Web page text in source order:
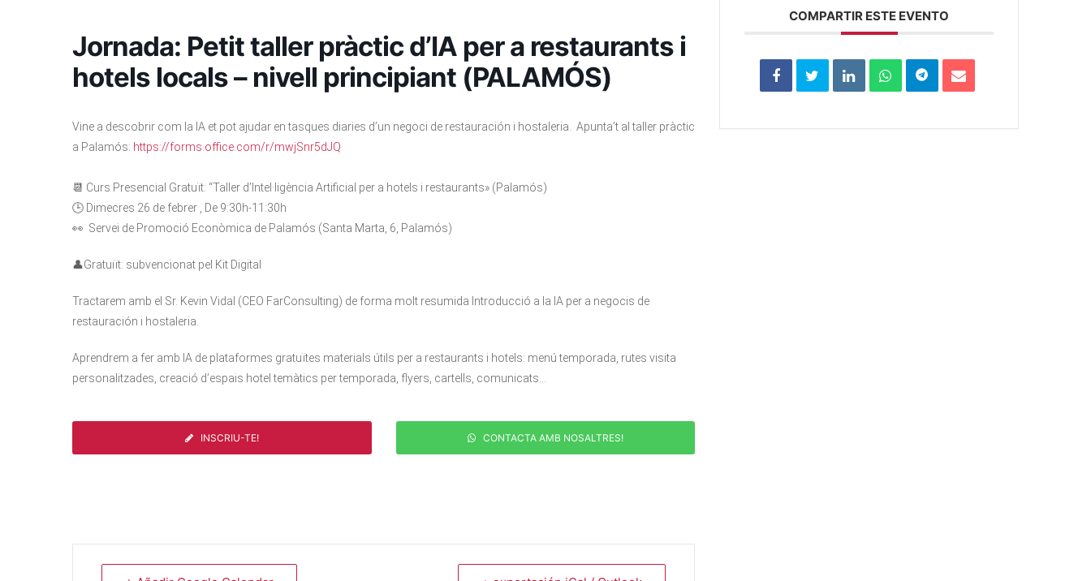
Jornada: Petit taller pràctic d’IA per a restaurants i
hotels locals – nivell principiant (PALAMÓS)
Vine a descobrir com la IA et pot ajudar en tasques diaries d’un negoci de restauración i hostaleria. Apunta’t al taller pràctic
a Palamós: https://forms.office.com/r/mwjSnr5dJQ
📆 Curs Presencial Gratuït: “Taller d’Intel·ligència Artificial per a hotels i restaurants» (Palamós)
🕒 Dimecres 26 de febrer , De 9:30h-11:30h⁣⁣
👀 Servei de Promoció Econòmica de Palamós (Santa Marta, 6, Palamós)
⁣⁣👤Gratuiït: subvencionat pel Kit Digital
Tractarem amb el Sr. Kevin Vidal (CEO FarConsulting) de forma molt resumida Introducció a la IA per a negocis de
restauración i hostaleria.
Aprendrem a fer amb IA de plataformes gratuïtes materials útils per a restaurants i hotels: menú temporada, rutes visita
personalitzades, creació d’espais hotel temàtics per temporada, flyers, cartells, comunicats…
INSCRIU-TE! CONTACTA AMB NOSALTRES!
COMPARTIR ESTE EVENTO